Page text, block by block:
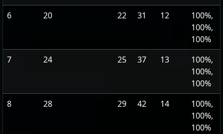
6
20 22 31 12
100%,
100%,
100%
7
24 25 37 13
100%,
100%,
100%
8
28 29 42 14
100%,
100%,
100%